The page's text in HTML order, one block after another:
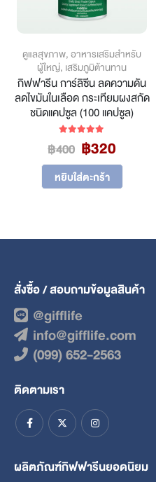
ดูแลสุขภาพ,อาหารเสริมสำหรับ
ผู้ใหญ่, เสริมภูมิต้านทาน
กิฟฟารีน การ์ลิซีน ลดความดัน
ลดไขมันในเลือด กระเทียมผงสกัด
ชนิดแคปซูล (100 แคปซูล)
฿400 Original
price
was:
฿400.
฿320Current
price
฿320.
หยิบใส่ตะกร้า
สั่งซื้อ / สอบถามข้อมูลสินค้า
@gifflife
info@gifflife.com
(099) 652-2563
ติดตามเรา
ผลิตภัณฑ์กิฟฟารีนยอดนิยม